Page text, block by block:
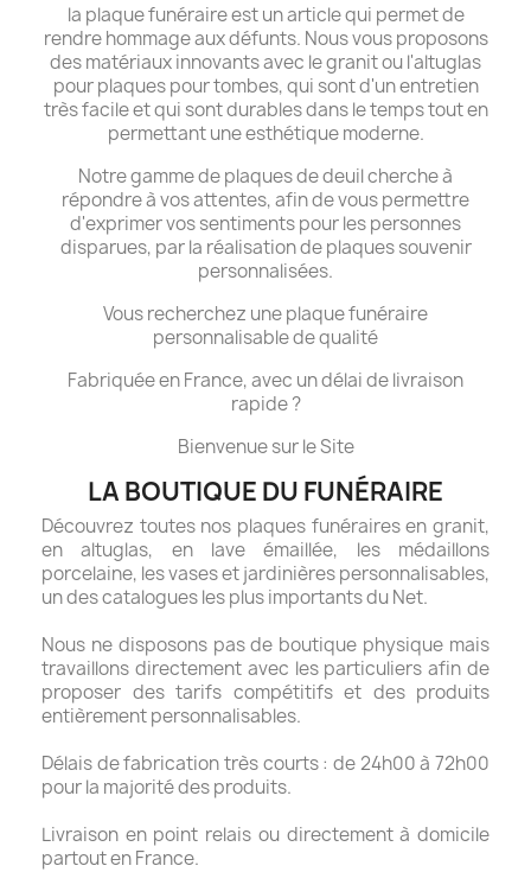
la plaque funéraire est un article qui permet de
rendre hommage aux défunts. Nous vous proposons
des matériaux innovants avec le granit ou l'altuglas
pour plaques pour tombes, qui sont d'un entretien
très facile et qui sont durables dans le temps tout en
permettant une esthétique moderne.
Notre gamme de plaques de deuil cherche à
répondre à vos attentes, afin de vous permettre
d'exprimer vos sentiments pour les personnes
disparues, par la réalisation de plaques souvenir
personnalisées.
Vous recherchez une plaque funéraire
personnalisable de qualité
Fabriquée en France, avec un délai de livraison
rapide ?
Bienvenue sur le Site
LA BOUTIQUE DU FUNÉRAIRE
Découvrez toutes nos plaques funéraires en granit,
en altuglas, en lave émaillée, les médaillons
porcelaine, les vases et jardinières personnalisables,
un des catalogues les plus importants du Net.
Nous ne disposons pas de boutique physique mais
travaillons directement avec les particuliers afin de
proposer des tarifs compétitifs et des produits
entièrement personnalisables.
Délais de fabrication très courts : de 24h00 à 72h00
pour la majorité des produits.
Livraison en point relais ou directement à domicile
partout en France.